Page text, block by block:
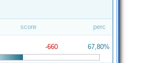
score perc
-660 67,80%